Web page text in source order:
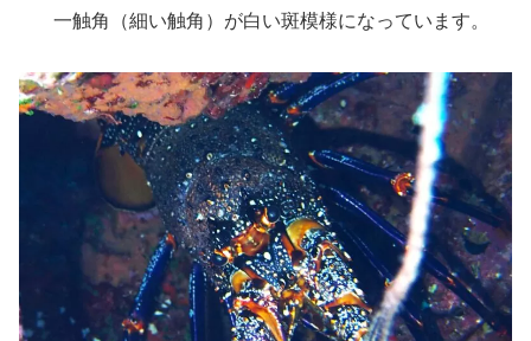
一触角（細い触角）が白い斑模様になっています。